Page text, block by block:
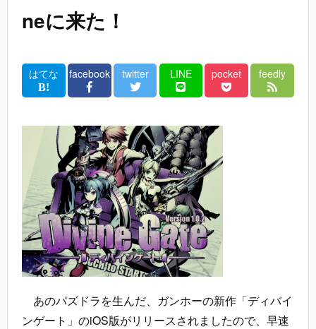
neに来た！
はてな facebook twitter LINE pocket feedly
あのパズドラを生んだ、ガンホーの新作「ディバイ
ンゲート」のiOS版がリリースされましたので、早速